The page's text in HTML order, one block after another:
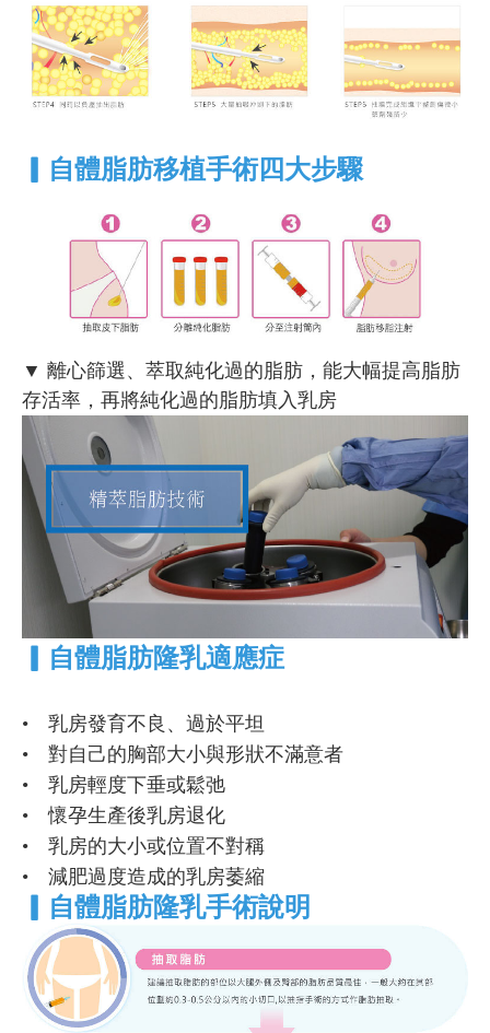
自體脂肪移植手術四大步驟
▼ 離心篩選、萃取純化過的脂肪，能大幅提高脂肪
存活率，再將純化過的脂肪填入乳房
自體脂肪隆乳適應症
• 乳房發育不良、過於平坦
• 對自己的胸部大小與形狀不滿意者
• 乳房輕度下垂或鬆弛
• 懷孕生產後乳房退化
• 乳房的大小或位置不對稱
• 減肥過度造成的乳房萎縮
自體脂肪隆乳手術說明